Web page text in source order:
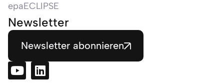
epaECLIPSE
Newsletter
Newsletter abonnieren